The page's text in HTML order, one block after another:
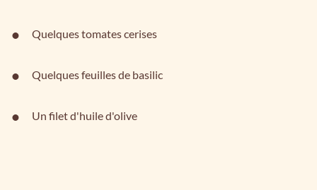
Quelques tomates cerises
Quelques feuilles de basilic
Un filet d'huile d'olive